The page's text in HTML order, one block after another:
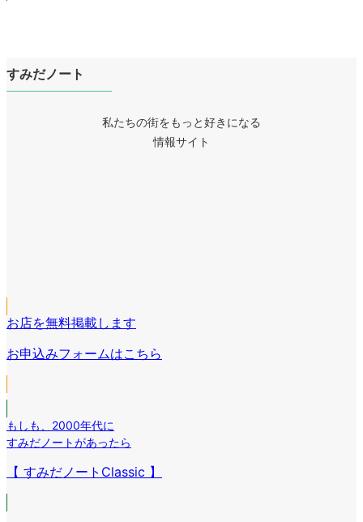
すみだノート
私たちの街をもっと好きになる
情報サイト
リ
ン
ク
ン
リ
ク
ン
ン
ク
お店を無料掲載します
お申込みフォームはこちら
もしも
2000年代に
すみだノートがあったら
【 すみだノートClassic 】